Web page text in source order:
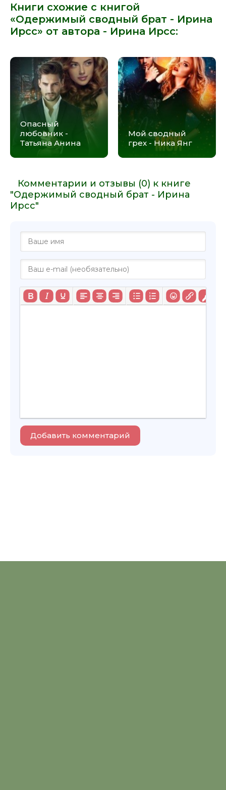
Книги схожие с книгой
«Одержимый сводный брат - Ирина
Ирсс» от автора - Ирина Ирсс:
Опасный
любовник -
Татьяна Анина
Мой сводный
грех - Ника Янг
Комментарии и отзывы (0) к книге
"Одержимый сводный брат - Ирина
Ирсс"
Добавить комментарий